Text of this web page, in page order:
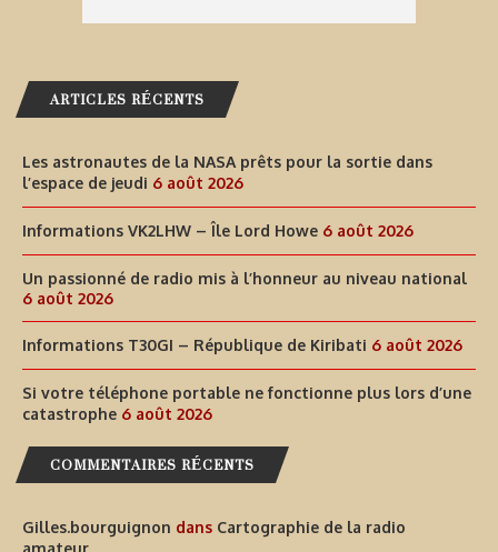
ARTICLES RÉCENTS
Les astronautes de la NASA prêts pour la sortie dans
l’espace de jeudi 6 août 2026
Informations VK2LHW – Île Lord Howe 6 août 2026
Un passionné de radio mis à l’honneur au niveau national
6 août 2026
Informations T30GI – République de Kiribati 6 août 2026
Si votre téléphone portable ne fonctionne plus lors d’une
catastrophe 6 août 2026
COMMENTAIRES RÉCENTS
Gilles.bourguignon dans Cartographie de la radio